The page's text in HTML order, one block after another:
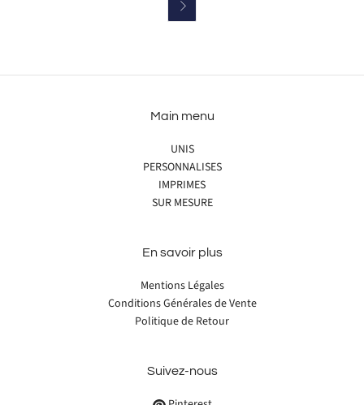

Main menu
UNIS
PERSONNALISES
IMPRIMES
SUR MESURE
En savoir plus
Mentions Légales
Conditions Générales de Vente
Politique de Retour
Suivez-nous